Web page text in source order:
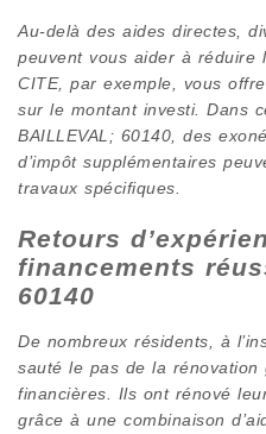
Au-delà des aides directes,
peuvent vous aider à réduire
CITE, par exemple, vous
sur le montant investi. Dans
BAILLEVAL; 60140, des
d’impôt supplémentaires
travaux spécifiques.
Retours
financements
60140
De nombreux résidents, à
sauté le pas de la
financières. Ils ont rénové
grâce à une combinaison